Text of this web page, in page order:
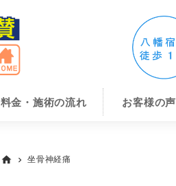
料金・施術の流れ お客様の声
home chevron_right 坐骨神経痛